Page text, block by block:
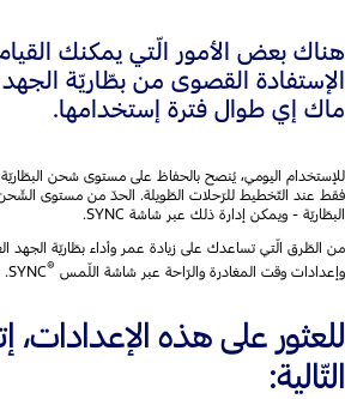
هناك بعض الأمور الّتي يمكنك
الإستفادة القصوى من بطّاريّة
ماك إي طوال فترة إستخدامها.
البطّاريّة - ويمكن إدارة ذلك عبر شاشة SYNC.
من الطّرق الّتي تساعدك على زيادة عمر وأداء بطّاريّة
وإعدادات وقت المغادرة والرّاحة عبر شاشة اللّمس ®
SYNC.
للعثور على هذه الإعدادات،
التّالية: